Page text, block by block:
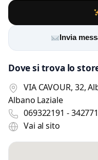
Invia
Dove si trova lo
VIA CAVOUR, 32,
Albano Laziale
069322191 -
Vai al sito
Scrivi